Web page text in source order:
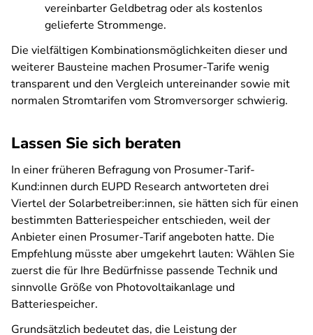
vereinbarter Geldbetrag oder als kostenlos
gelieferte Strommenge.
Die vielfältigen Kombinationsmöglichkeiten dieser und
weiterer Bausteine machen Prosumer-Tarife wenig
transparent und den Vergleich untereinander sowie mit
normalen Stromtarifen vom Stromversorger schwierig.
Lassen Sie sich beraten
In einer früheren Befragung von Prosumer-Tarif-
Kund:innen durch EUPD Research antworteten drei
Viertel der Solarbetreiber:innen, sie hätten sich für einen
bestimmten Batteriespeicher entschieden, weil der
Anbieter einen Prosumer-Tarif angeboten hatte. Die
Empfehlung müsste aber umgekehrt lauten: Wählen Sie
zuerst die für Ihre Bedürfnisse passende Technik und
sinnvolle Größe von Photovoltaikanlage und
Batteriespeicher.
Grundsätzlich bedeutet das, die Leistung der